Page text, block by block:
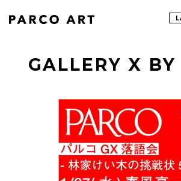
GALLERY X BY